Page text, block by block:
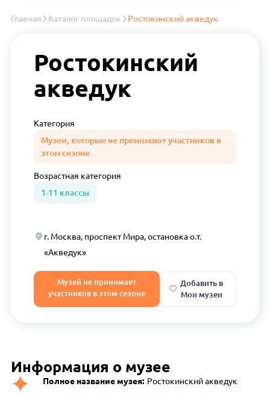
Главная Каталог площадок Ростокинский акведук
Ростокинский
акведук
Категория
Музеи, которые не принимают участников в
этом сезоне
Возрастная категория
1-11 классы
г. Москва, проспект Мира, остановка о.т.
«Акведук»
Музей не принимает
участников в этом сезоне
Добавить в
Мои музеи
Информация о музее
Полное название музея: Ростокинский акведук